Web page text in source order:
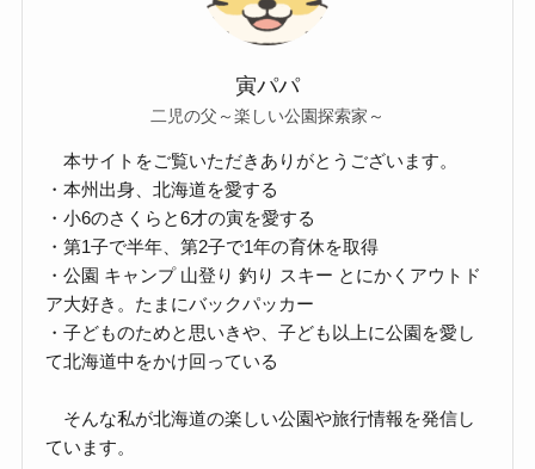
寅パパ
二児の父～楽しい公園探索家～
本サイトをご覧いただきありがとうございます。
・本州出身、北海道を愛する
・小6のさくらと6才の寅を愛する
・第1子で半年、第2子で1年の育休を取得
・公園 キャンプ 山登り 釣り スキー とにかくアウトド
ア大好き。たまにバックパッカー
・子どものためと思いきや、子ども以上に公園を愛し
て北海道中をかけ回っている
そんな私が北海道の楽しい公園や旅行情報を発信し
ています。